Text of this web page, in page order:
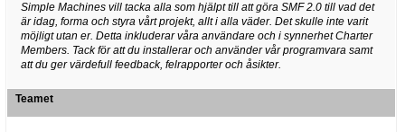
Simple Machines vill tacka alla som hjälpt till att göra SMF 2.0 till vad det
är idag, forma och styra vårt projekt, allt i alla väder. Det skulle inte varit
möjligt utan er. Detta inkluderar våra användare och i synnerhet Charter
Members. Tack för att du installerar och använder vår programvara samt
att du ger värdefull feedback, felrapporter och åsikter.
Teamet